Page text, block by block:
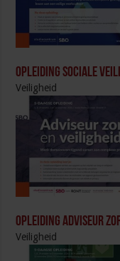
Opleiding Sociale
Veiligheid
Opleiding Adviseur
Veiligheid